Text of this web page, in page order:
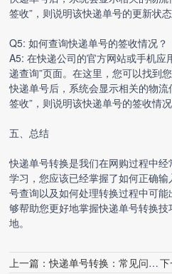
签收”，则说明该快递单号的更新状态
Q5: 如何查询快递单号的签收情况？
A5: 在快递公司的官方网站或手机应
递查询”页面。在这里，您可以找到
快递单号后，系统会显示相关的物
签收”，则说明该快递单号的签收情况
五、总结
快递单号转换是我们在网购过程中
学习，您应该已经掌握了如何正确
号查询以及如何处理转换过程中可
够帮助您更好地掌握快递单号转换
地。
上一篇：快递单号转换：常见问题解答 下